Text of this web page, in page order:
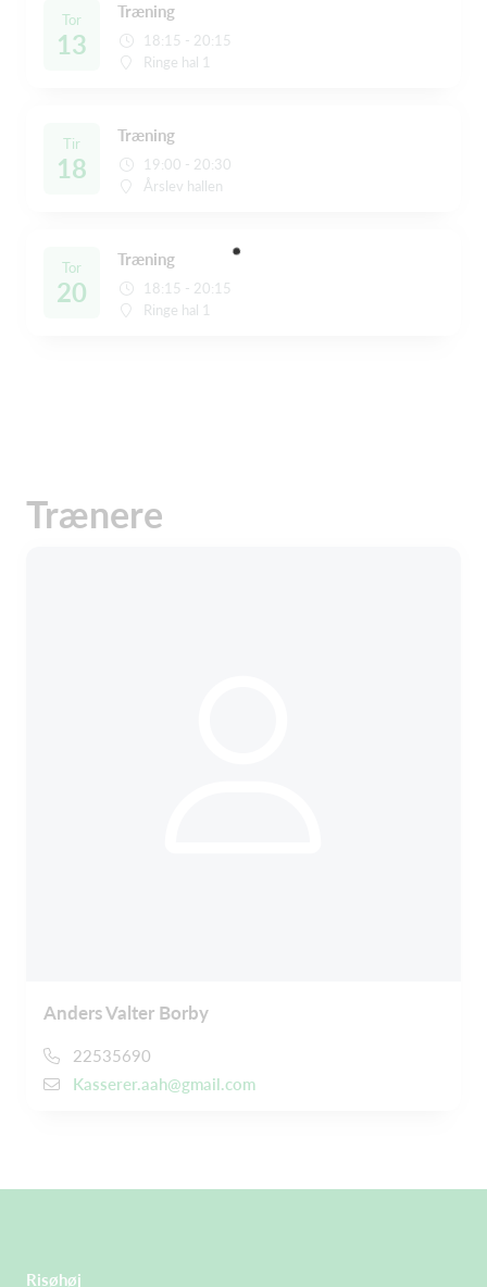
Tor
13
Træning
18:15 - 20:15
Ringe hal 1
Tir
18
Træning
19:00 - 20:30
Årslev hallen
Tor
20
Træning
18:15 - 20:15
Ringe hal 1
Trænere
Anders Valter Borby
22535690
Kasserer.aah@gmail.com
Risøhøj